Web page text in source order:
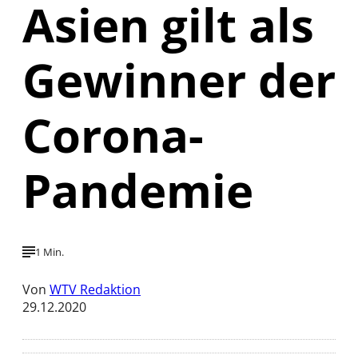
Asien gilt als
Gewinner der
Corona-
Pandemie
1 Min.
Von WTV Redaktion
29.12.2020